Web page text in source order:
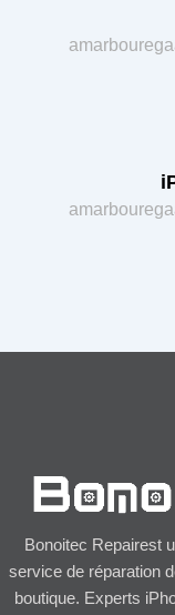
Bonoitec Repairest
service de réparation
boutique. Experts